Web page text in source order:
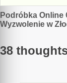
Nawigacja
wpisu
Podróbka Online
Wyzwolenie w
38